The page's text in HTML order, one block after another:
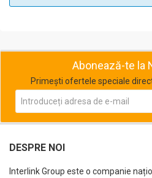
Abonează-te la
Primești ofertele speciale
DESPRE NOI
Interlink Group este o companie